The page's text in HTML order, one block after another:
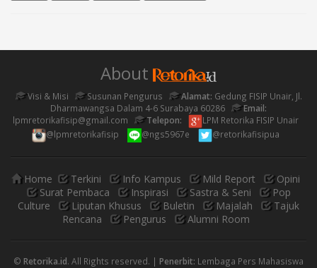
About
Visi & Misi Susunan Pengurus Alamat: Gedung FISIP Unair, Jl.
Dharmawangsa Dalam 4-6 Surabaya 60286
Email:
lpmretorikafisip@gmail.com
Telepon:
LPM Retorika FISIP Unair
@lpmretorikafisip
@ngs5967e @retorikafisipua
Home Terkini Info Kampus Mild Report
Opini
Surat Pembaca
Inspirasi Sastra & Seni
Pop
Culture
Liputan Khusus Buletin Majalah
Tajuk
Rencana
Pengurus Alumni Room
© Retorika.id. All Rights reserved. | Penerbit: Lembaga Pers Mahasiswa